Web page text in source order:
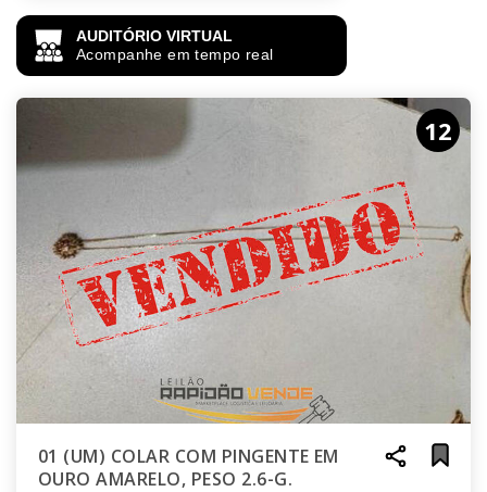
AUDITÓRIO VIRTUAL
Acompanhe em tempo real
12
01 (UM) COLAR COM PINGENTE EM
OURO AMARELO, PESO 2.6-G.